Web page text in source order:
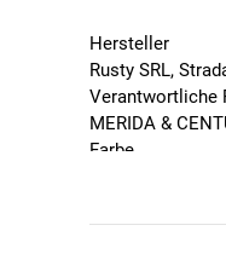
Leicht zu
Höherer
Produktdetails:
Hersteller
Rusty SRL,
Verantwortliche
MERIDA &
Farbe
Unisex